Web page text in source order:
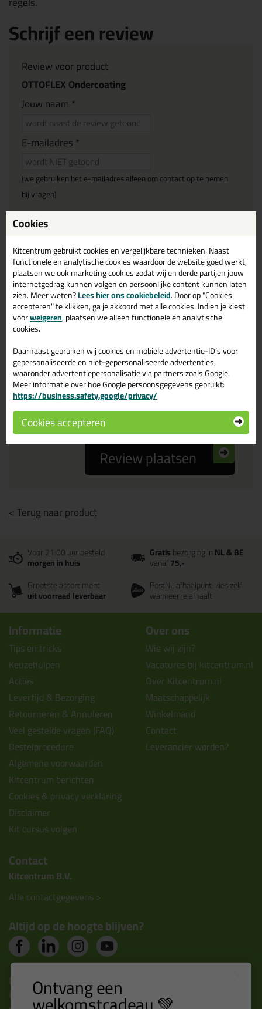
Schrijf een review
Review voor product
OTTOFLEX Ondercoating
Jouw naam *
E-mailadres *
(we gebruiken het e-mailadres alleen om contact op te nemen
bij vragen)
Reviewtitel *
Je ervaring
Beoordeling
Zou jij dit product aanbevelen bij anderen?
ja
nee
Review plaatsen
< Terug naar product
Voor 21:00 uur besteld
morgen in huis
Gratisbezorging inNL & BE
vanaf75,-
Grootste assortiment
uit voorraad leverbaar
PostNL afhaalpunt: kies zelf
wanneer je afhaalt
Informatie
Tips en tricks
Keuzehulpen
Acties
Levertijd & Bezorging
Retourneren & Annuleren
Veel gestelde vragen (FAQ)
Bestelprocedure
Algemene voorwaarden
Kitcentrum berichten
Cookies & privacy verklaring
Disclaimer
Kit cursus volgen
Over ons
Wie wij zijn?
Vacatures bij kitcentrum.nl
Over Kitcentrum.nl
Maatschappelijk
Winkelmand
Contact
Leverancier worden?
Contact
Kitcentrum B.V.
Alle contactgegevens >
Altijd op de hoogte blijven?
Nieuws, tips en exclusieve deals rechtstreeks in je
inbox
Cookies
Kitcentrum gebruikt cookies en vergelijkbare technieken. Naast
functionele en analytische cookies waardoor de website goed werkt,
plaatsen we ook marketing cookies zodat wij en derde partijen jouw
internetgedrag kunnen volgen en persoonlijke content kunnen laten
zien. Meer weten?Lees hier ons cookiebeleid. Door op "Cookies
accepteren" te klikken, ga je akkoord met alle cookies. Indien je kiest
voorweigeren, plaatsen we alleen functionele en analytische
cookies.
Daarnaast gebruiken wij cookies en mobiele advertentie-ID’s voor
gepersonaliseerde en niet-gepersonaliseerde advertenties,
waaronder advertentiepersonalisatie via partners zoals Google.
Meer informatie over hoe Google persoonsgegevens gebruikt:
https://business.safety.google/privacy/
Cookies accepteren
Ontvang een